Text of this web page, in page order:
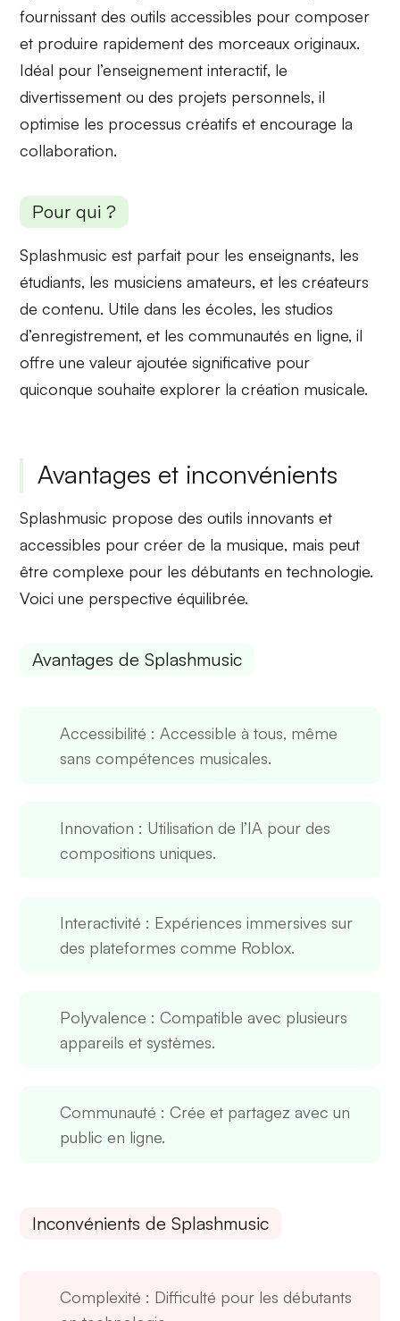
fournissant des outils accessibles pour composer
et produire rapidement des morceaux originaux.
Idéal pour l’enseignement interactif, le
divertissement ou des projets personnels, il
optimise les processus créatifs et encourage la
collaboration.
Pour qui ?
Splashmusic est parfait pour les enseignants, les
étudiants, les musiciens amateurs, et les créateurs
de contenu. Utile dans lesécoles, les studios
d’enregistrement, et les communautés en ligne, il
offre une valeur ajoutée significative pour
quiconque souhaite explorer la création musicale.
Avantages et inconvénients
Splashmusic propose desoutils innovants et
accessibles pour créer de la musique, mais peut
êtrecomplexe pour les débutants en technologie.
Voici une perspective équilibrée.
Avantages de Splashmusic
Accessibilité : Accessible à tous, même
sans compétences musicales.
Innovation : Utilisation de l’IA pour des
compositions uniques.
Interactivité : Expériences immersives sur
des plateformes comme Roblox.
Polyvalence : Compatible avec plusieurs
appareils et systèmes.
Communauté : Crée et partagez avec un
public en ligne.
Inconvénients de Splashmusic
Complexité : Difficulté pour les débutants